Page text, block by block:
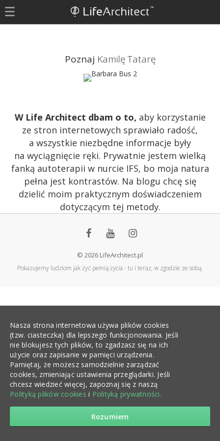
Poznaj Kamilę Tatarę
W Life Architect dbam o to, aby korzystanie
ze stron internetowych sprawiało radość,
a wszystkie niezbędne informacje były
na wyciągnięcie ręki. Prywatnie jestem wielką
fanką autoterapii w nurcie IFS, bo moja natura
pełna jest kontrastów. Na blogu chcę się
dzielić moim praktycznym doświadczeniem
dotyczącym tej metody.
© 2026 LifeArchitect.pl
Pokazujemy ludziom jak żyć pełnią życia - tu i teraz, w zgodzie ze sobą.
Nasza strona internetowa używa plików cookies
(tzw. ciasteczka) dla lepszego funkcjonowania. Jeśli
nie blokujesz tych plików, to zgadzasz się na ich
użycie oraz zapisanie w pamięci urządzenia.
Pamiętaj, że możesz samodzielnie zarządzać
cookies, zmieniając ustawienia przeglądarki. Jeśli
chcesz wiedzieć więcej, zapoznaj się z naszą
Polityką plików cookies i Polityką prywatności.
Rozumiem